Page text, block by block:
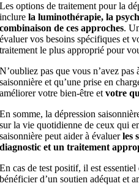
Les options de traitement pour la
inclurela luminothérapie, la
combinaison de ces approches.
évaluer vos besoins spécifiques et
traitement le plus approprié pour
N’oubliez pas que vous n’avez
saisonnière et qu’une prise en
améliorer votre bien-être etvotre
En somme, la dépression
sur la vie quotidienne de ceux qui
saisonnière peut aider à évaluerles
diagnostic et un traitement
En cas de test positif, il est
bénéficier d’un soutien adéquat et